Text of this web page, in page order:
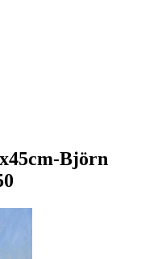
Björn